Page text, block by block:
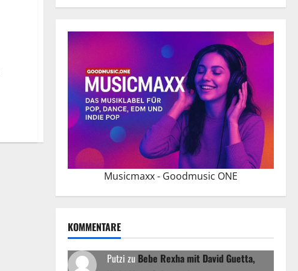
Musicmaxx - Goodmusic ONE
KOMMENTARE
Putzi zu Bebe Rexha mit David Guetta,